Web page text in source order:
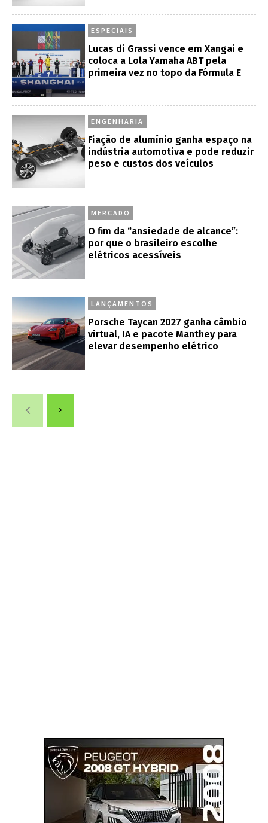
ESPECIAIS
Lucas di Grassi vence em Xangai e
coloca a Lola Yamaha ABT pela
primeira vez no topo da Fórmula E
ENGENHARIA
Fiação de alumínio ganha espaço na
indústria automotiva e pode reduzir
peso e custos dos veículos
MERCADO
O fim da “ansiedade de alcance”:
por que o brasileiro escolhe
elétricos acessíveis
LANÇAMENTOS
Porsche Taycan 2027 ganha câmbio
virtual, IA e pacote Manthey para
elevar desempenho elétrico